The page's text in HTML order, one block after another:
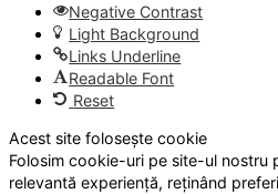
Negative Contrast
Light Background
Links Underline
Readable Font
Reset
Acest site folosește cookie
Folosim cookie-uri pe site-ul nostru
relevantă experiență, reținând